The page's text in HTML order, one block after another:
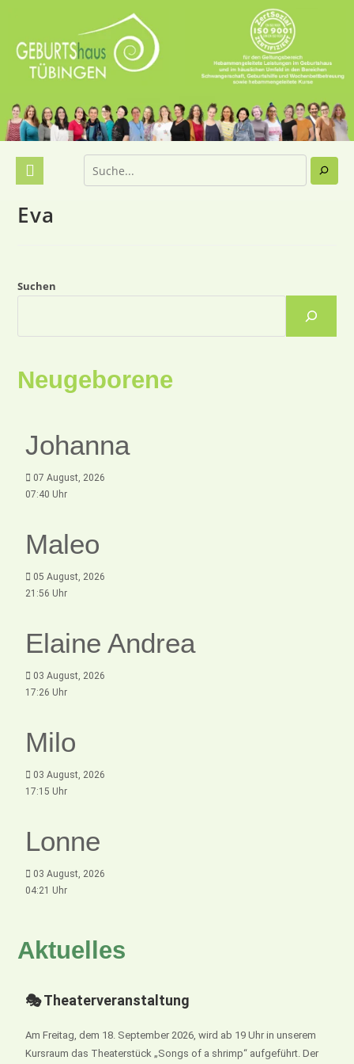
Eva
Suchen
Neugeborene
Johanna
07 August, 2026
07:40 Uhr
Maleo
05 August, 2026
21:56 Uhr
Elaine Andrea
03 August, 2026
17:26 Uhr
Milo
03 August, 2026
17:15 Uhr
Lonne
03 August, 2026
04:21 Uhr
Aktuelles
🎭 Theaterveranstaltung
Am Freitag, dem 18. September 2026, wird ab 19 Uhr in unserem
Kursraum das Theaterstück „Songs of a shrimp“ aufgeführt. Der